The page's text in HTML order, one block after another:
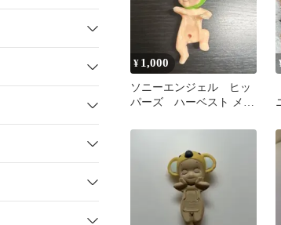
¥ 1,000
ソニーエンジェル ヒッ
パーズ ハーベスト メロ